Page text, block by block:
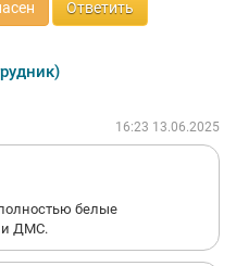
Ответить
16:23 13.06.2025
белые
и ДМС.